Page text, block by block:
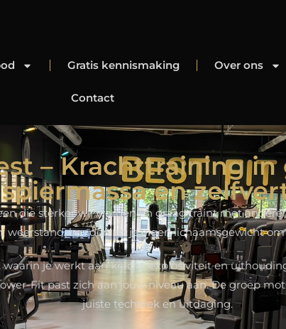
Gratis kennismaking Over ons
Contact
– Krachttraining
en
die sterker wil worden en graag traint met
weerstandsbanden en je eigen lichaamsgewicht
waarin je werkt aan kracht, explosiviteit en
Fit past zich aan jouw niveau aan. De groep
juiste techniek en uitdaging.